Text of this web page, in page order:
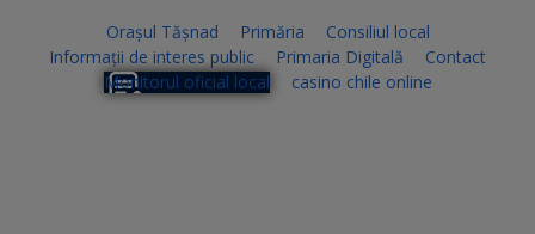
Orașul Tășnad Primăria
Consiliul local
Informații de interes public
Primaria Digitală
Contact
Monitorul oficial local
casino chile online